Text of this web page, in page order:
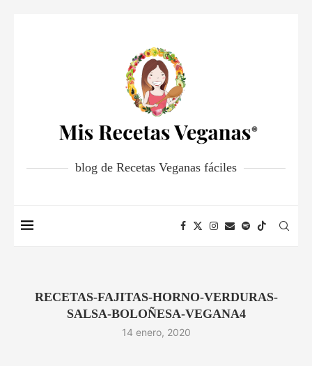
blog de Recetas Veganas fáciles
RECETAS-FAJITAS-HORNO-VERDURAS-
SALSA-BOLOÑESA-VEGANA4
14 enero, 2020